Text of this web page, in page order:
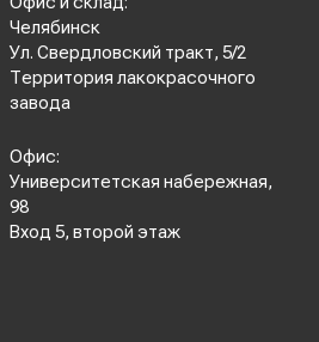
Челябинск
Ул. Свердловский тракт, 5/2
Территория лакокрасочного
завода
Офис:
Университетская набережная,
98
Вход 5, второй этаж